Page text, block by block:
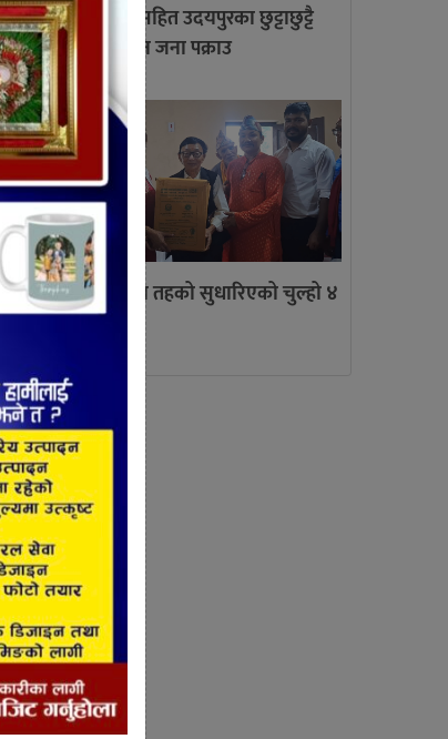
लागु औषध सहित उदयपुरका छुट्टाछुट्टै
स्थानबाट तीन जना पक्राउ
त्रियुगामा तिन तहको सुधारिएको चुल्हो ४
सय वितरण